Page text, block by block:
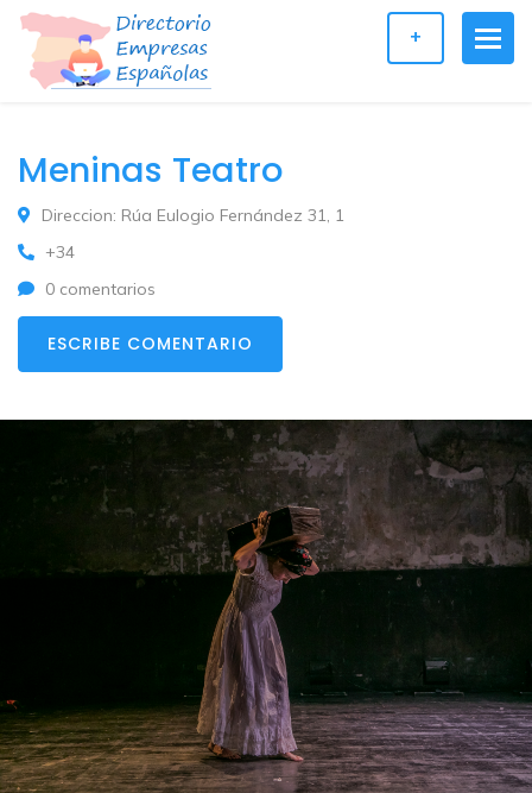
+
Meninas Teatro
Direccion: Rúa Eulogio Fernández 31, 1
+34
0 comentarios
ESCRIBE COMENTARIO